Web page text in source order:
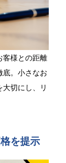
客様との距離
底。小さなお
切にし、リ
を提示